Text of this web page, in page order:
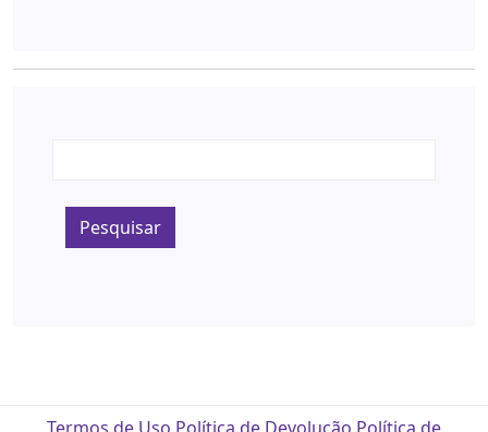
Pesquisar